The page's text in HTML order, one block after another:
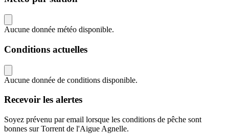
Aucune donnée météo disponible.
Conditions actuelles
Aucune donnée de conditions disponible.
Recevoir les alertes
Soyez prévenu par email lorsque les conditions de pêche sont
bonnes sur Torrent de l'Aigue Agnelle.